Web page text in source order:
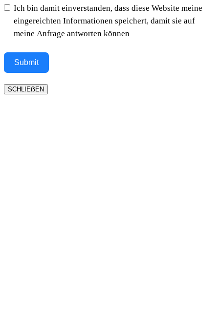
Ich bin damit einverstanden, dass diese Website meine
eingereichten Informationen speichert, damit sie auf
meine Anfrage antworten können
Submit
SCHLIEẞEN